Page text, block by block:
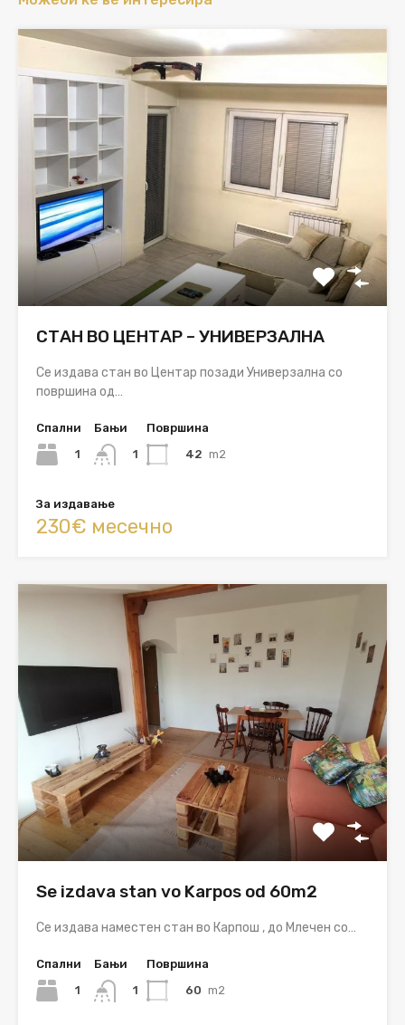
СТАН ВО ЦЕНТАР – УНИВЕРЗАЛНА
Се издава стан во Центар позади Универзална со
површина од…
Спални
1
Бањи
1
Површина
42 m2
За издавање
230€ месечно
Se izdava stan vo Karpos od 60m2
Се издава наместен стан во Карпош , до Млечен со…
Спални
1
Бањи
1
Површина
60 m2